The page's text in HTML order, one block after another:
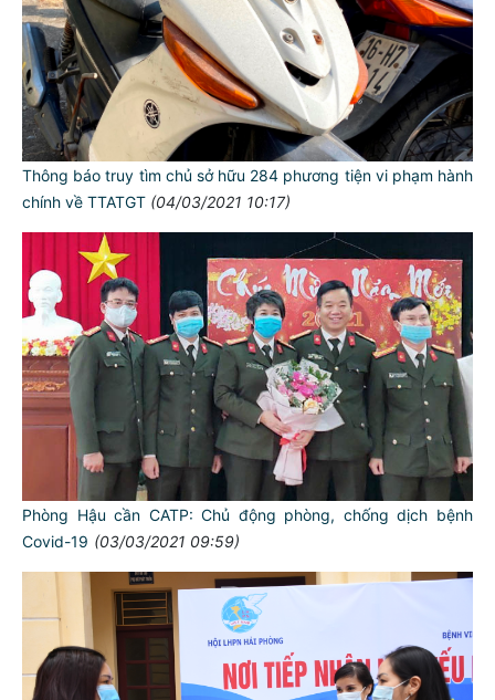
Thông báo truy tìm chủ sở hữu 284 phương tiện vi phạm hành
chính về TTATGT (04/03/2021 10:17)
Phòng Hậu cần CATP: Chủ động phòng, chống dịch bệnh
Covid-19 (03/03/2021 09:59)